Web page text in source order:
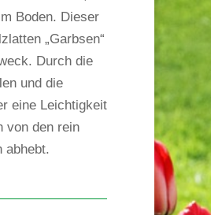
Boden. Dieser
„Garbsen“
Durch die
und die
eine Leichtigkeit
von den rein
abhebt.